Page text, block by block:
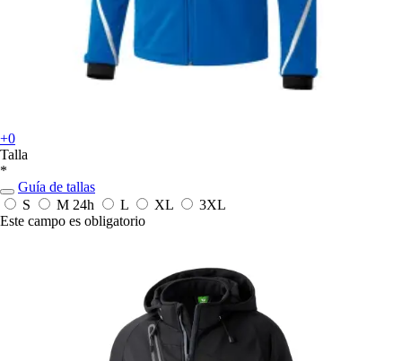
+0
Talla
*
Guía de tallas
S
M 24h L XL
3XL
Este campo es obligatorio